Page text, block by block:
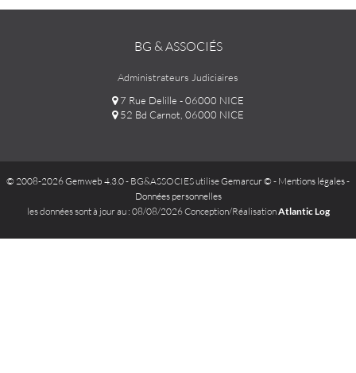
BG & ASSOCIÉS
Administrateurs Judiciaires
7 Rue Delille - 06000 NICE
52 Bd Carnot, 06000 NICE
© 2008-2026 Gemweb 4.3.0- BG&ASSOCIES utiliseGemarcur © - Mentions légales-
Données personnelles
les données sont à jour au : 08/08/2026 Conception/RéalisationAtlantic Log